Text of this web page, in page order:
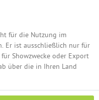
für die Nutzung im
Er ist ausschließlich nur für
Showzwecke oder Export
über die in Ihren Land